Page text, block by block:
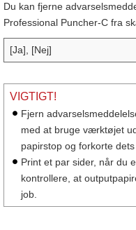
Du kan fjerne
Professional Puncher-C fra
[Ja], [Nej]
VIGTIGT!
Fjern
med at bruge værktøjet
papirstop og forkorte dets
Print et par sider, når du
kontrollere, at
job.